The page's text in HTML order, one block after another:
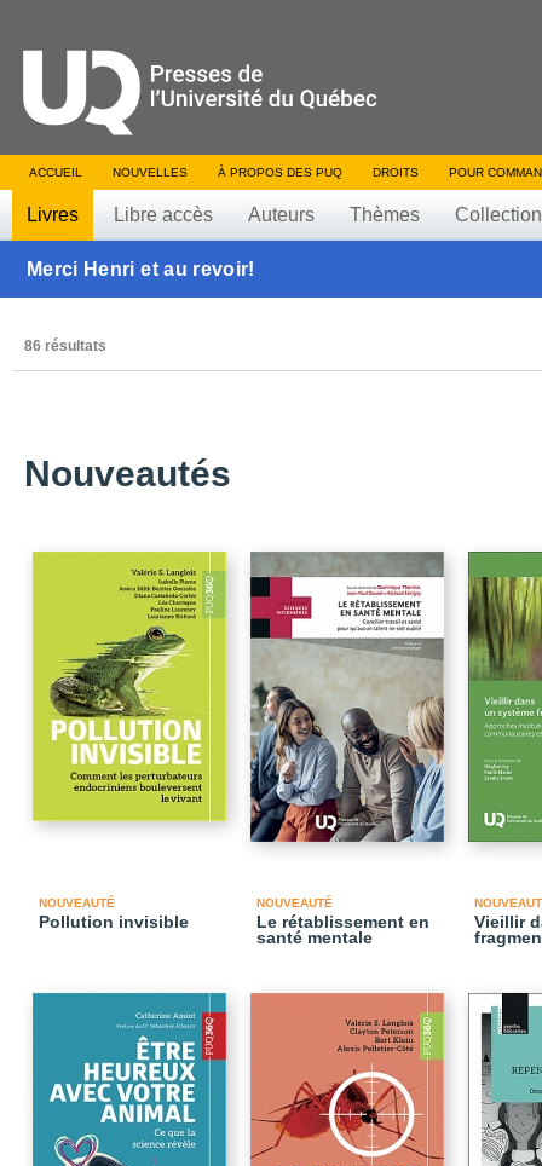
ACCUEIL NOUVELLES À PROPOS DES PUQ DROITS POUR
Livres Libre accès Auteurs Thèmes
Merci Henri et au revoir!
86 résultats
Nouveautés
NOUVEAUTÉ
Pollution invisible
NOUVEAUTÉ
Le rétablissement en
santé mentale
Vieillir